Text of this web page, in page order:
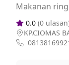
Makanan
0.0 (0
KP.CIOMAS